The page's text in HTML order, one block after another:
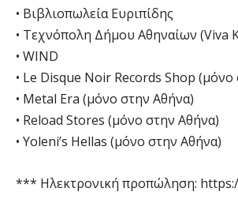
• Βιβλιοπωλεία Ευριπίδης
• Τεχνόπολη Δήμου Αθηναίων (Viva
• WIND
• Le Disque Noir Records Shop (μόνο
• Metal Era (μόνο στην Αθήνα)
• Reload Stores (μόνο στην Αθήνα)
• Yoleni’s Hellas (μόνο στην Αθήνα)
*** Ηλεκτρονική προπώληση: